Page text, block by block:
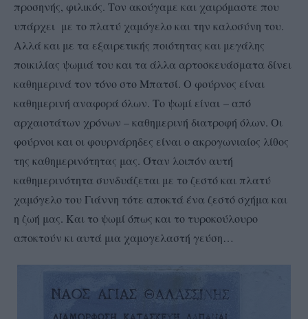
προσηνής, φιλικός. Τον ακούγαμε και χαιρόμαστε που
υπάρχει με το πλατύ χαμόγελο και την καλοσύνη του.
Αλλά και με τα εξαιρετικής ποιότητας και μεγάλης
ποικιλίας ψωμιά του και τα άλλα αρτοσκευάσματα δίνει
καθημερινά τον τόνο στο Μπατσί. Ο φούρνος είναι
καθημερινή αναφορά όλων. Το ψωμί είναι – από
αρχαιοτάτων χρόνων – καθημερινή διατροφή όλων. Οι
φούρνοι και οι φουρνάρηδες είναι ο ακρογωνιαίος λίθος
της καθημερινότητας μας. Όταν λοιπόν αυτή
καθημερινότητα συνδυάζεται με το ζεστό και πλατύ
χαμόγελο του Γιάννη τότε αποκτά ένα ζεστό σχήμα και
η ζωή μας. Και το ψωμί όπως και το τυροκούλουρο
αποκτούν κι αυτά μια χαμογελαστή γεύση…